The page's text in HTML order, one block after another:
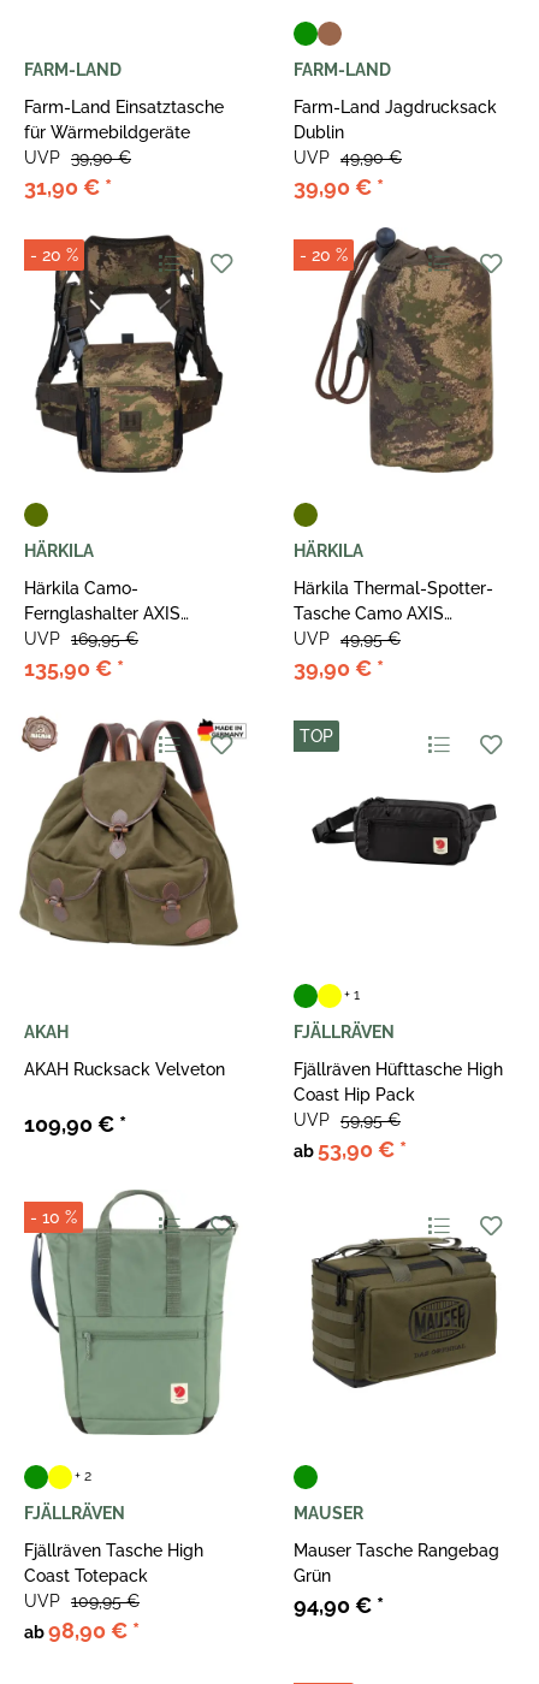
FARM-LAND
Farm-Land Einsatztasche
für Wärmebildgeräte
31,90 € *
UVP 39,90 €
FARM-LAND
Farm-Land Jagdrucksack
Dublin
39,90 € *
UVP 49,90 €
- 20 %
HÄRKILA
Härkila Camo-
Fernglashalter AXIS
MSP®Forest One Size
135,90 € *
UVP 169,95 €
- 20 %
HÄRKILA
Härkila Thermal-Spotter-
Tasche Camo AXIS
MSP®Forest
39,90 € *
UVP 49,95 €
AKAH
AKAH Rucksack Velveton
109,90 € *
TOP
+ 1
FJÄLLRÄVEN
Fjällräven Hüfttasche High
Coast Hip Pack
ab 53,90 € *
UVP 59,95 €
- 10 %
+ 2
FJÄLLRÄVEN
Fjällräven Tasche High
Coast Totepack
ab98,90 € *
UVP 109,95 €
MAUSER
Mauser Tasche Rangebag
Grün
94,90 € *